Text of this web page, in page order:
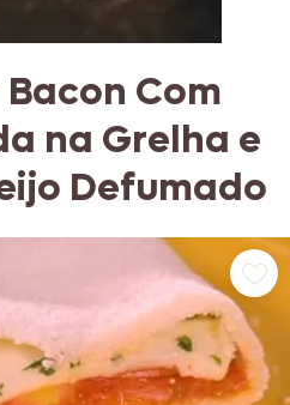
Com
na Grelha e
Defumado